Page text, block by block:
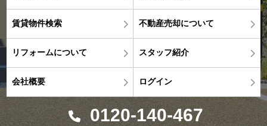
賃貸物件検索 不動産売却について
リフォームについて スタッフ紹介
会社概要 ログイン
0120-140-467